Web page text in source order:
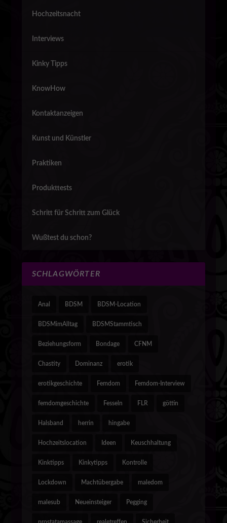
Hochzeitsnacht
Interviews
Kinky Tipps
KnowHow
Kontaktanzeigen
Kunst und Künstler
Praktiken
Produkttests
Schritt für Schritt zum Glück
Wußtest du schon?
SCHLAGWÖRTER
Anal BDSM BDSM-Location
BDSMimAlltag BDSMStammtisch
Beziehungsform Bondage CFNM
Chastity Dominanz erotik
erotikgeschichte Femdom Femdom-Interview
femdomgeschichte Fesseln FLR göttin
Halsband herrin hingabe
Hochzeitslocation Ideen Keuschhaltung
Kinktipps Kinkytipps Kontrolle
Lockdown Machtübergabe maledom
malesub Neueinsteiger Pegging